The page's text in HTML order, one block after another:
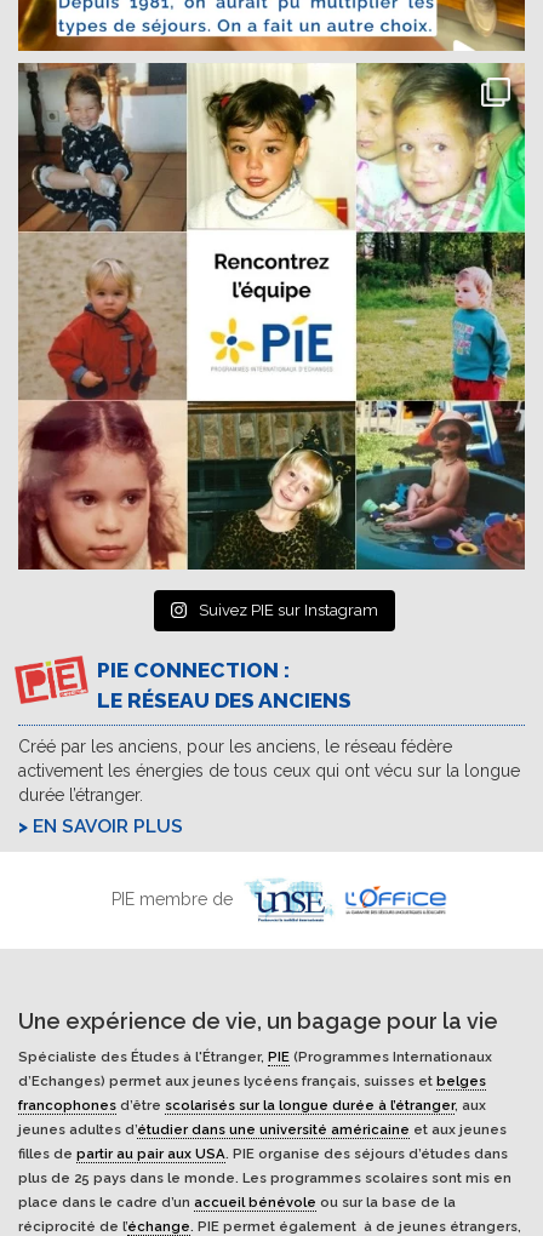
Suivez PIE sur Instagram
PIE CONNECTION :
LE RÉSEAU DES ANCIENS
Créé par les anciens, pour les anciens, le réseau fédère
activement les énergies de tous ceux qui ont vécu sur la longue
durée l’étranger.
EN SAVOIR PLUS
PIE membre de
Une expérience de vie, un bagage pour la vie
Spécialiste des Études à l'Étranger, PIE (Programmes Internationaux
d’Echanges) permet aux jeunes lycéens français, suisses et belges
francophones d’être scolarisés sur la longue durée à l’étranger, aux
jeunes adultes d’étudier dans une université américaine et aux jeunes
filles de partir au pair aux USA. PIE organise des séjours d’études dans
plus de 25 pays dans le monde. Les programmes scolaires sont mis en
place dans le cadre d’un accueil bénévole ou sur la base de la
réciprocité de l’échange. PIE permet également à de jeunes étrangers,